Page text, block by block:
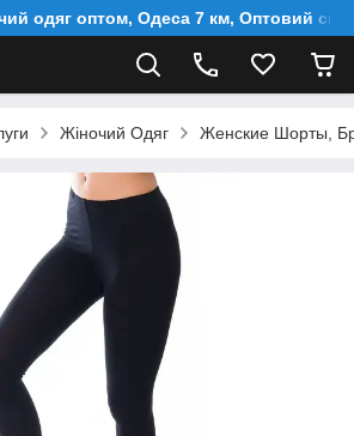
одяг оптом, Одеса 7 км, Оптовий
Жіночий Одяг Женские Шорты,